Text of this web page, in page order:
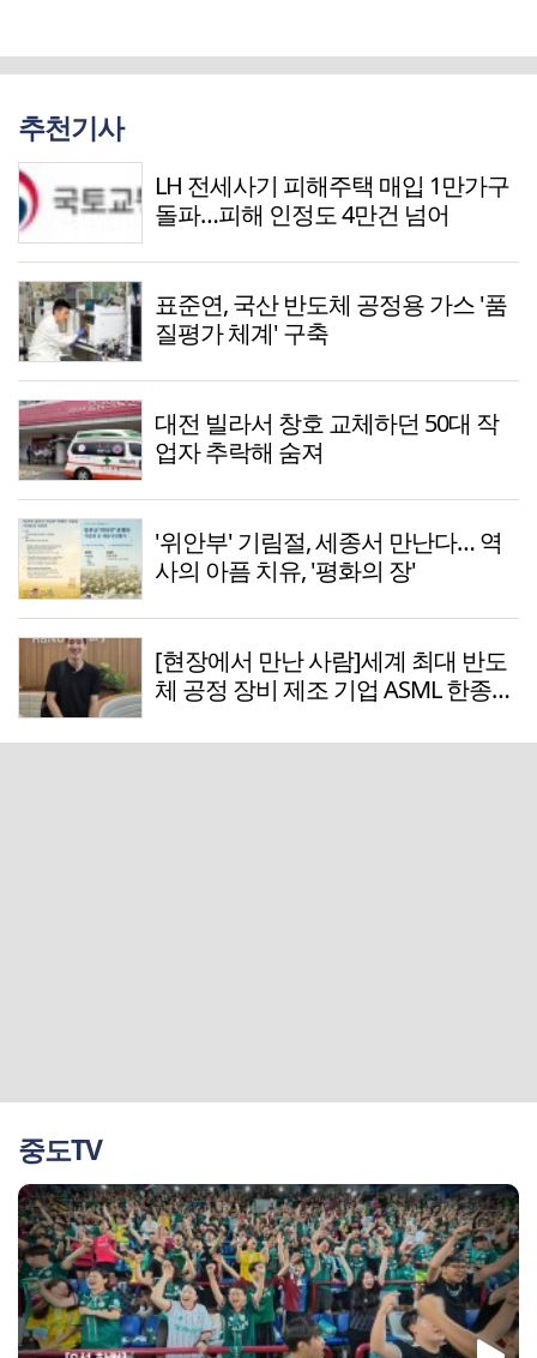
추천기사
LH 전세사기 피해주택 매입 1만가구
돌파…피해 인정도 4만건 넘어
표준연, 국산 반도체 공정용 가스 '품
질평가 체계' 구축
대전 빌라서 창호 교체하던 50대 작
업자 추락해 숨져
'위안부' 기림절, 세종서 만난다… 역
사의 아픔 치유, '평화의 장'
[현장에서 만난 사람]세계 최대 반도
체 공정 장비 제조 기업 ASML 한종호
중도TV